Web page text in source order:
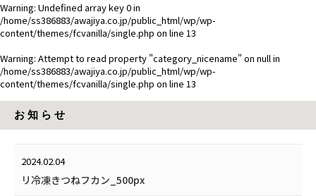
Warning: Undefined array key 0 in
/home/ss386883/awajiya.co.jp/public_html/wp/wp-
content/themes/fcvanilla/single.php on line 13
Warning: Attempt to read property "category_nicename" on null in
/home/ss386883/awajiya.co.jp/public_html/wp/wp-
content/themes/fcvanilla/single.php on line 13
お 知 ら せ
2024.02.04
リ冷凍きつねフカン_500px